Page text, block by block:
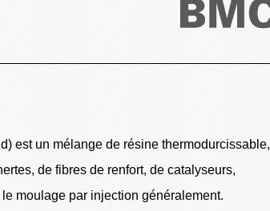
est un mélange de résine thermodurcissable,
de fibres de renfort, de catalyseurs,
moulage par injection généralement.